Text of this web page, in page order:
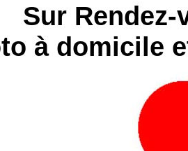
Sur
à domicile